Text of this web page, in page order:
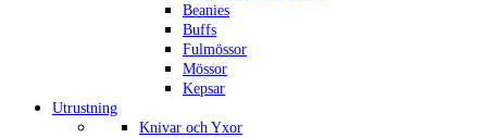
Beanies
Buffs
Fulmössor
Mössor
Kepsar
Utrustning
Knivar och Yxor